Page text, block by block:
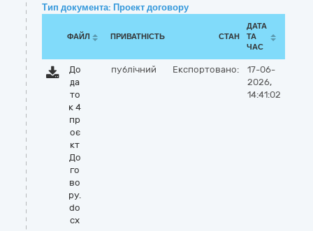
Тип документа: Проект договору
ФАЙЛ ПРИВАТНІСТЬ СТАН
ДАТА
ТА
ЧАС
До
да
то
к 4
пр
оє
кт
До
го
во
ру.
do
cx
публічний Експортовано:
17-06-
2026,
14:41:02